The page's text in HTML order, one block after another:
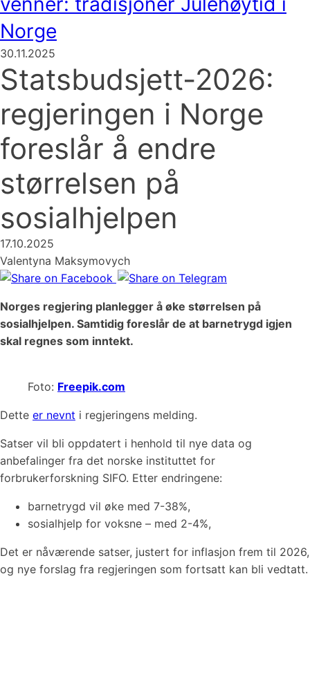
Norge
30.11.2025
Statsbudsjett-2026:
regjeringen i Norge
foreslår å endre
størrelsen på
sosialhjelpen
17.10.2025
Valentyna Maksymovych
Norges regjering planlegger å øke størrelsen på
sosialhjelpen. Samtidig foreslår de at barnetrygd igjen
skal regnes som inntekt.
Foto: Freepik.com
Dette er nevnt i regjeringens melding.
Satser vil bli oppdatert i henhold til nye data og
anbefalinger fra det norske instituttet for
forbrukerforskning SIFO. Etter endringene:
barnetrygd vil øke med 7-38%,
sosialhjelp for voksne – med 2-4%,
Det er nåværende satser, justert for inflasjon frem til 2026,
og nye forslag fra regjeringen som fortsatt kan bli vedtatt.